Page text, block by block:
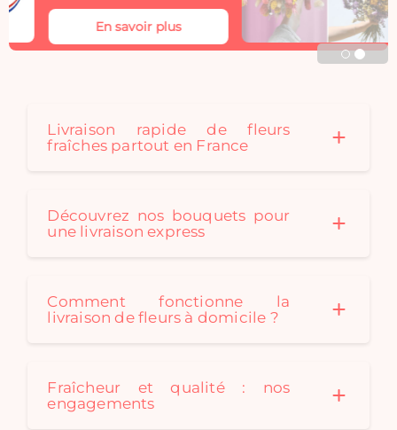
séchées Rosa Cadaqués
s'invitent dans votre
décoration. Rosa
Cadaques créé au fil des
pour convenir à tous les
styles de décoration. Un
écologique !
En savoir plus
Livraison rapide de fleurs
fraîches partout en France
Découvrez nos bouquets pour
une livraison express
Comment fonctionne la
livraison de fleurs à domicile ?
Fraîcheur et qualité : nos
engagements